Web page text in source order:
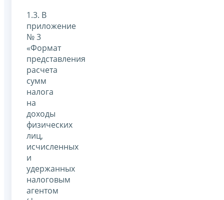
1.3. В
приложение
№ 3
«Формат
представления
расчета
сумм
налога
на
доходы
физических
лиц,
исчисленных
и
удержанных
налоговым
агентом